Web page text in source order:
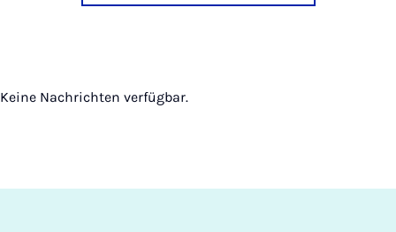
Keine Nachrichten verfügbar.